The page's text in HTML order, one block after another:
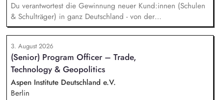
Du verantwortest die Gewinnung neuer Kund:innen (Schulen
& Schulträger) in ganz Deutschland - von der
Leadgenerierung bis zum Vertragsabschluss. Dabei arbeitest
du sowohl mit selbst generierten Leads als auch mit
qualifizierten Inbound-Anfragen in einem typischen Sales-
Zyklus von rund zwei Monaten. Außerdem repräsentierst du
uns auf Messen, Konferenzen und Veranstaltungen im
Bildungsbereich und...
3. August 2026
(Senior) Program Officer – Trade,
Technology & Geopolitics
Aspen Institute Deutschland e.V.
Berlin